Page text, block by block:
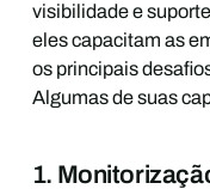
visibilidade e
eles capacitam as
os principais
Algumas de suas
1.